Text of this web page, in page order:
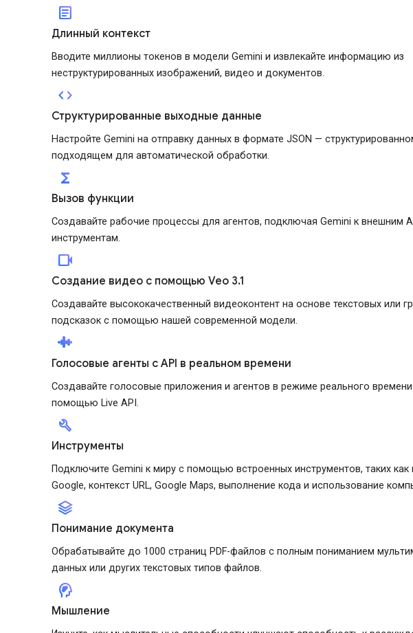
article
Длинный контекст
Вводите миллионы токенов в модели Gemini и извлекайте информацию из
неструктурированных изображений, видео и документов.
code
Структурированные выходные данные
Настройте Gemini на отправку данных в формате JSON —
подходящем для автоматической обработки.
functions
Вызов функции
Создавайте рабочие процессы для агентов, подключая Gemini к внешним
инструментам.
videocam
Создание видео с помощью Veo 3.1
Создавайте высококачественный видеоконтент на основе текстовых или
подсказок с помощью нашей современной модели.
android_recorder
Голосовые агенты с API в реальном времени
Создавайте голосовые приложения и агентов в режиме реального
помощью Live API.
build
Инструменты
Подключите Gemini к миру с помощью встроенных инструментов, таких как
Google, контекст URL, Google Maps, выполнение кода и использование
stacks
Понимание документа
Обрабатывайте до 1000 страниц PDF-файлов с полным пониманием
данных или других текстовых типов файлов.
cognition_2
Мышление